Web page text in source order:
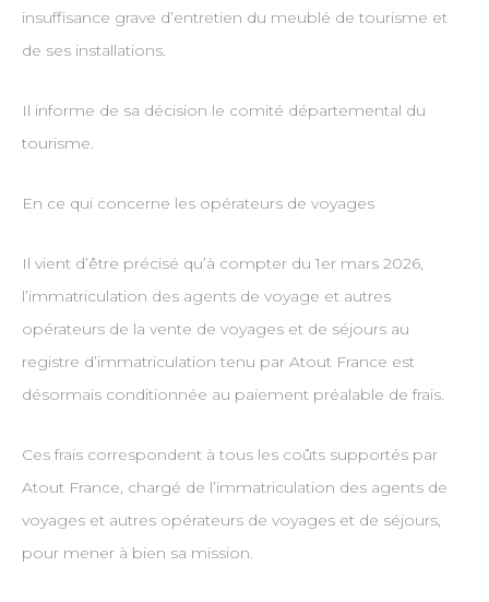
insuffisance grave d’entretien du meublé de tourisme et
de ses installations.
Il informe de sa décision le comité départemental du
tourisme.
En ce qui concerne les opérateurs de voyages
Il vient d’être précisé qu’à compter du 1er mars 2026,
l’immatriculation des agents de voyage et autres
opérateurs de la vente de voyages et de séjours au
registre d’immatriculation tenu par Atout France est
désormais conditionnée au paiement préalable de frais.
Ces frais correspondent à tous les coûts supportés par
Atout France, chargé de l’immatriculation des agents de
voyages et autres opérateurs de voyages et de séjours,
pour mener à bien sa mission.